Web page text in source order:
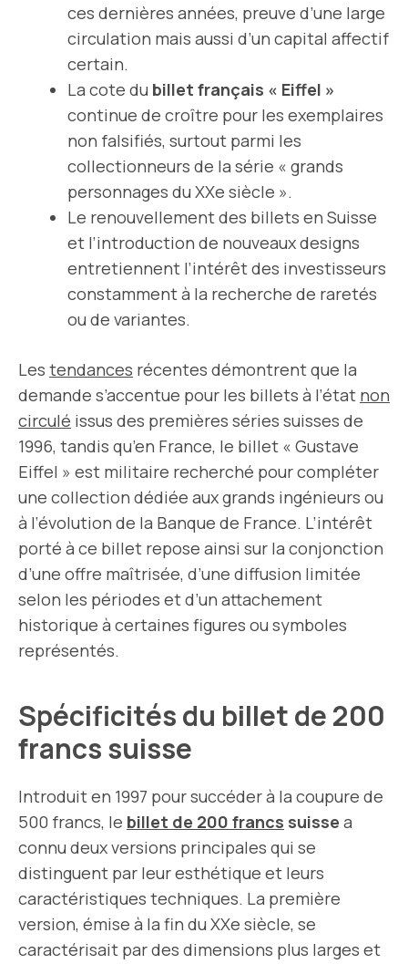
ces dernières années, preuve d’une large
circulation mais aussi d’un capital affectif
certain.
La cote du billet français « Eiffel »
continue de croître pour les exemplaires
non falsifiés, surtout parmi les
collectionneurs de la série « grands
personnages du XXe siècle ».
Le renouvellement des billets en Suisse
et l’introduction de nouveaux designs
entretiennent l’intérêt des investisseurs
constamment à la recherche de raretés
ou de variantes.
Les tendances récentes démontrent que la
demande s’accentue pour les billets à l’état non
circulé issus des premières séries suisses de
1996, tandis qu’en France, le billet « Gustave
Eiffel » est militaire recherché pour compléter
une collection dédiée aux grands ingénieurs ou
à l’évolution de la Banque de France. L’intérêt
porté à ce billet repose ainsi sur la conjonction
d’une offre maîtrisée, d’une diffusion limitée
selon les périodes et d’un attachement
historique à certaines figures ou symboles
représentés.
Spécificités du billet de 200
francs suisse
Introduit en 1997 pour succéder à la coupure de
500 francs, le billet de 200 francs suisse a
connu deux versions principales qui se
distinguent par leur esthétique et leurs
caractéristiques techniques. La première
version, émise à la fin du XXe siècle, se
caractérisait par des dimensions plus larges et